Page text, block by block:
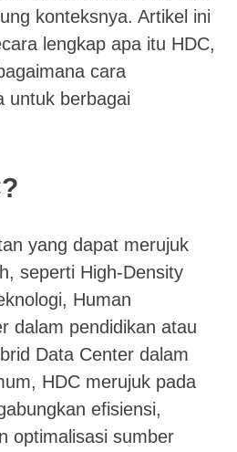
konteksnya. Artikel ini
lengkap apa itu HDC,
cara
untuk berbagai
yang dapat merujuk
seperti High-Density
Human
dalam pendidikan atau
Data Center dalam
HDC merujuk pada
efisiensi,
optimalisasi sumber